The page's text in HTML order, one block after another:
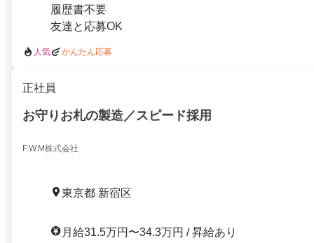
履歴書不要
友達と応募OK
人気 かんたん応募
正社員
お守りお札の製造／スピード採用
F.W.M株式会社
東京都 新宿区
月給31.5万円〜34.3万円 / 昇給あり